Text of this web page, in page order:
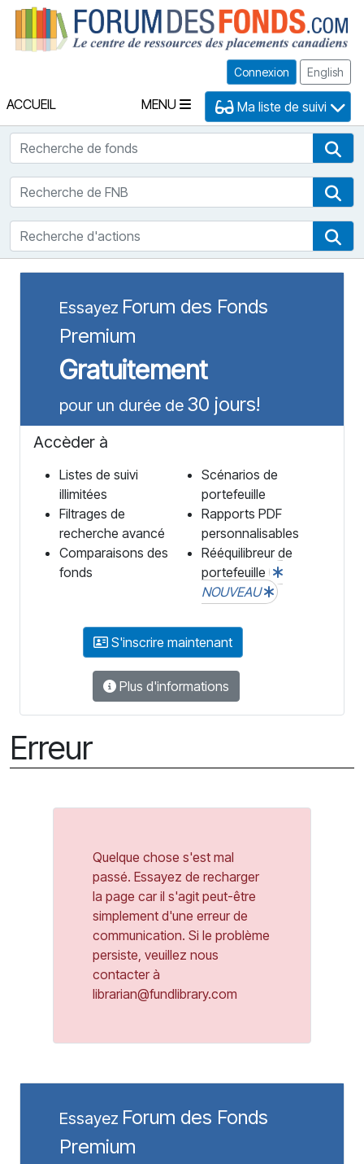
Connexion English
ACCUEIL MENU Ma liste de suivi
Recherche de fonds
Recherche de FNB
Recherche d'actions
Essayez Forum des Fonds
Premium
Gratuitement
pour un durée de 30 jours!
Accèder à
Listes de suivi
illimitées
Filtrages de
recherche avancé
Comparaisons des
fonds
Scénarios de
portefeuille
Rapports PDF
personnalisables
Rééquilibreur de
portefeuille
NOUVEAU
S'inscrire maintenant
Plus d'informations
Erreur
Quelque chose s'est mal
passé. Essayez de recharger
la page car il s'agit peut-être
simplement d'une erreur de
communication. Si le problème
persiste, veuillez nous
contacter à
librarian@fundlibrary.com
Essayez Forum des Fonds
Premium